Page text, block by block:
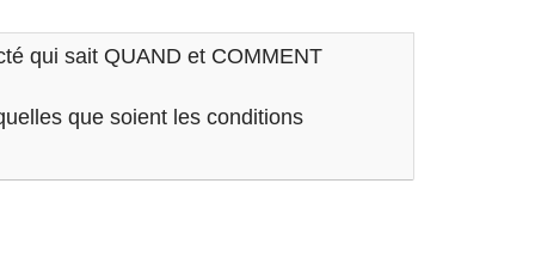
qui sait QUAND et COMMENT
que soient les conditions